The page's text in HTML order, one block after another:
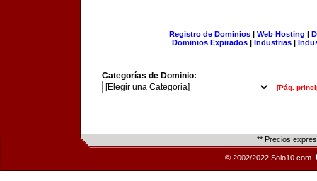
Registro de Dominios| Web Hosting |
Dominios Expirados | Industrias |
Categorías de Dominio:
[Pág.
** Precios
© 2002/2022 Solo10.com